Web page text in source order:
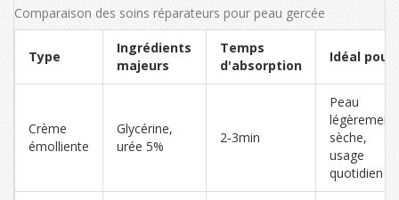
Comparaison des soins réparateurs pour peau gercée
Type
Ingrédients
majeurs
Temps
d'absorption
Idéal pour
Crème
émolliente
Glycérine,
urée 5%
2‑3min
Peau
légèrement
sèche,
usage
quotidien